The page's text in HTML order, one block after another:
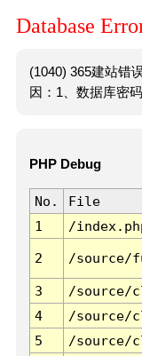
Database
(1040) 365建站错
因：1、数据库密
PHP Debug
No. File
1
/
2 /source/
3 /source/
4
/source/
5
/source/